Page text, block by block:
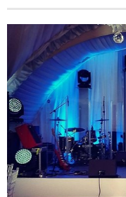
- Ремонт микшерных
- Ремонт активной
- Ремонт домашних
- Ремонт музыкальных
- Ремонт аудио для
- Изготовление